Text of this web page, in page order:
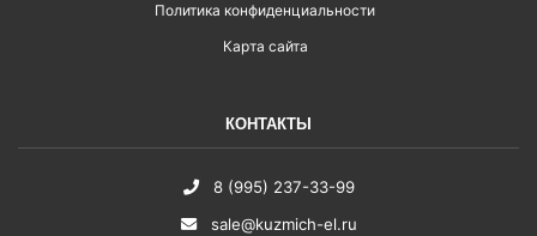
Политика конфиденциальности
Карта сайта
КОНТАКТЫ
8 (995) 237-33-99
sale@kuzmich-el.ru